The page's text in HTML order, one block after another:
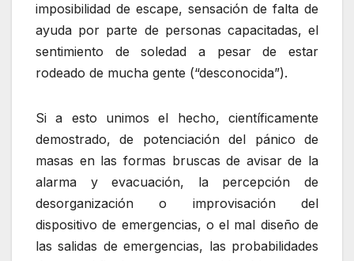
imposibilidad de escape, sensación de falta de
ayuda por parte de personas capacitadas, el
sentimiento de soledad a pesar de estar
rodeado de mucha gente (“desconocida”).
Si a esto unimos el hecho, científicamente
demostrado, de potenciación del pánico de
masas en las formas bruscas de avisar de la
alarma y evacuación, la percepción de
desorganización o improvisación del
dispositivo de emergencias, o el mal diseño de
las salidas de emergencias, las probabilidades